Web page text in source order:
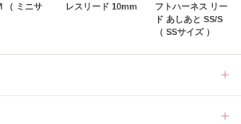
（ ミニサ
レスリード 10mm
フトハーネス リー
ド あしあと SS/S
（ SSサイズ ）